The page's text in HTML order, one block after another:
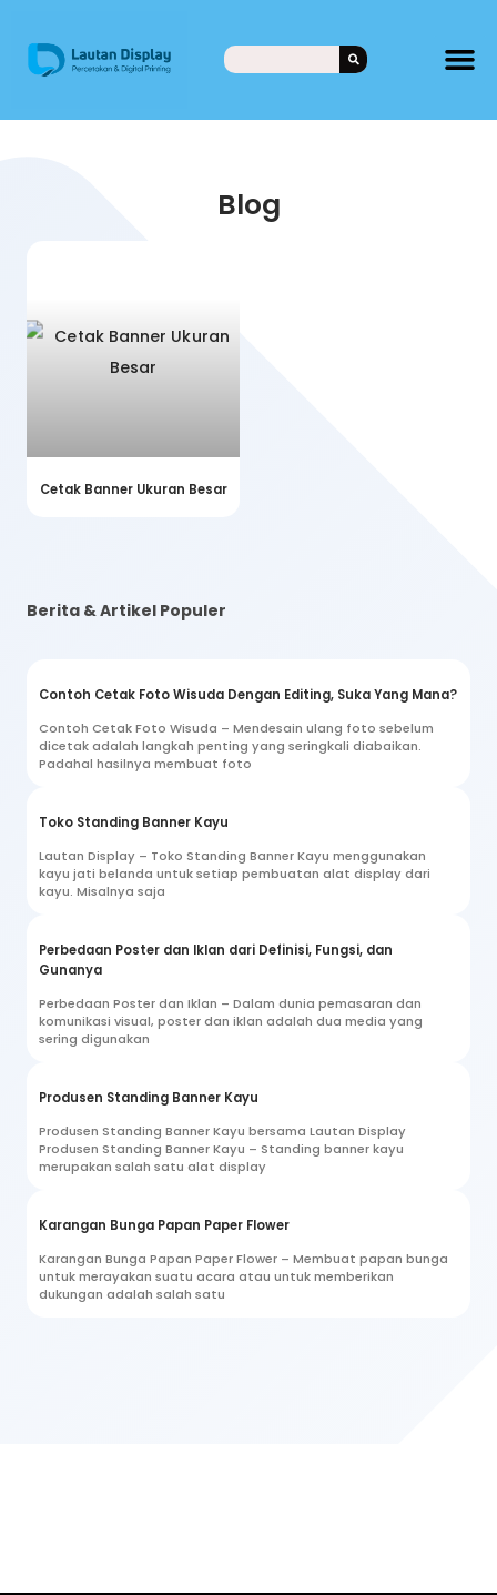
Blog
Cetak Banner Ukuran Besar
Berita & Artikel Populer
Contoh Cetak Foto Wisuda Dengan Editing, Suka Yang Mana?
Contoh Cetak Foto Wisuda – Mendesain ulang foto sebelum
dicetak adalah langkah penting yang seringkali diabaikan.
Padahal hasilnya membuat foto
Toko Standing Banner Kayu
Lautan Display – Toko Standing Banner Kayu menggunakan
kayu jati belanda untuk setiap pembuatan alat display dari
kayu. Misalnya saja
Perbedaan Poster dan Iklan dari Definisi, Fungsi, dan
Gunanya
Perbedaan Poster dan Iklan – Dalam dunia pemasaran dan
komunikasi visual, poster dan iklan adalah dua media yang
sering digunakan
Produsen Standing Banner Kayu
Produsen Standing Banner Kayu bersama Lautan Display
Produsen Standing Banner Kayu – Standing banner kayu
merupakan salah satu alat display
Karangan Bunga Papan Paper Flower
Karangan Bunga Papan Paper Flower – Membuat papan bunga
untuk merayakan suatu acara atau untuk memberikan
dukungan adalah salah satu